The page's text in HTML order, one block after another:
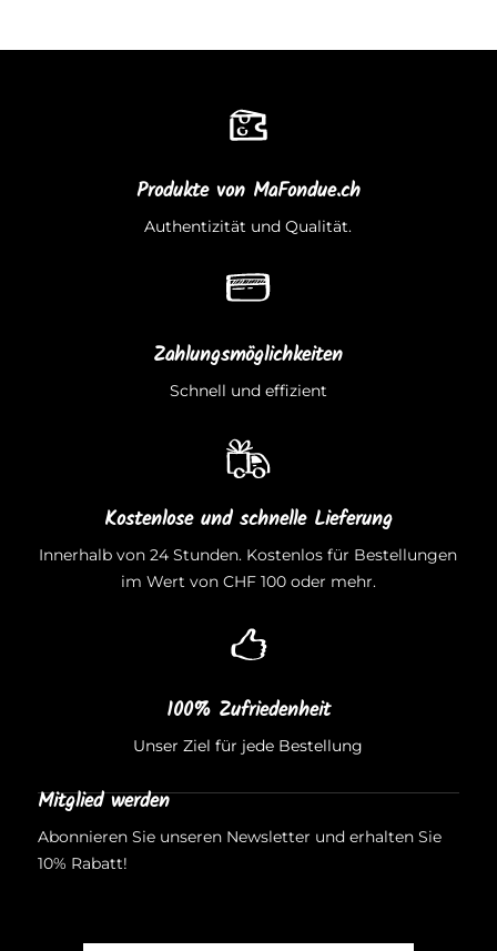
Produkte von MaFondue.ch
Authentizität und Qualität.
Zahlungsmöglichkeiten
Schnell und effizient
Kostenlose und schnelle Lieferung
Innerhalb von 24 Stunden. Kostenlos für Bestellungen
im Wert von CHF 100 oder mehr.
100% Zufriedenheit
Unser Ziel für jede Bestellung
Mitglied werden
Abonnieren Sie unseren Newsletter und erhalten Sie
10% Rabatt!